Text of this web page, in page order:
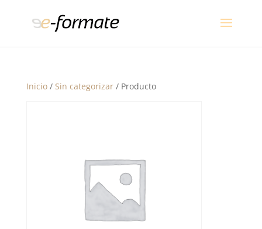
Inicio/ Sin categorizar/ Producto